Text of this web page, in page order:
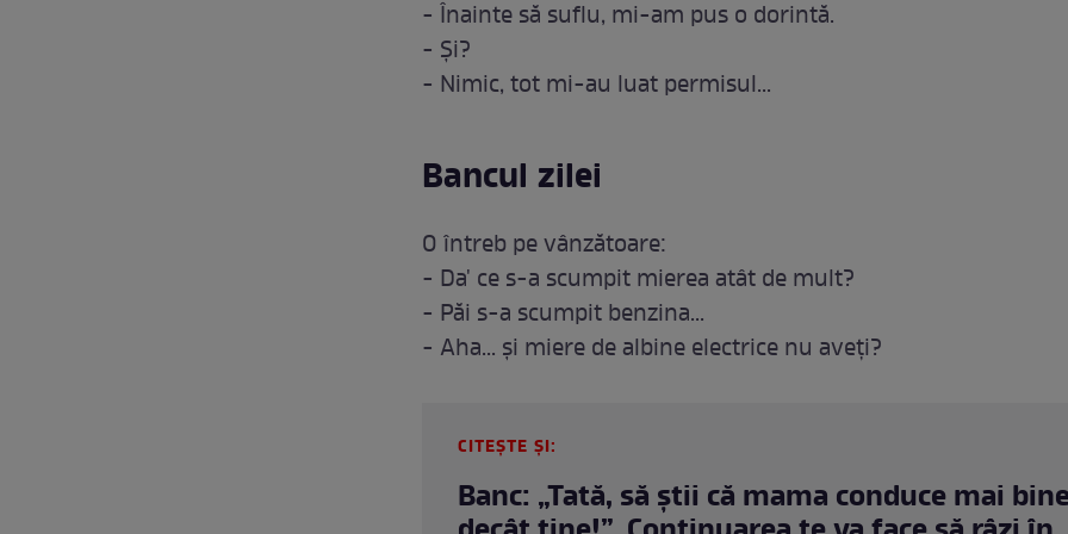
- Înainte să suflu, mi-am pus o dorintă.
- Și?
- Nimic, tot mi-au luat permisul...
Bancul zilei
O întreb pe vânzătoare:
- Da' ce s-a scumpit mierea atât de mult?
- Păi s-a scumpit benzina...
- Aha... și miere de albine electrice nu aveți?
CITEȘTE ȘI:
Banc: „Tată, să ştii că mama conduce mai